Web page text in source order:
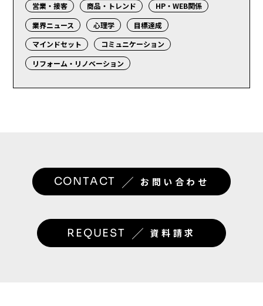
営業・接客
商品・トレンド
HP・WEB関係
業界ニュース
心理学
目標達成
マインドセット
コミュニケーション
リフォーム・リノベーション
CONTACT ／ お問い合わせ
REQUEST ／ 資料請求